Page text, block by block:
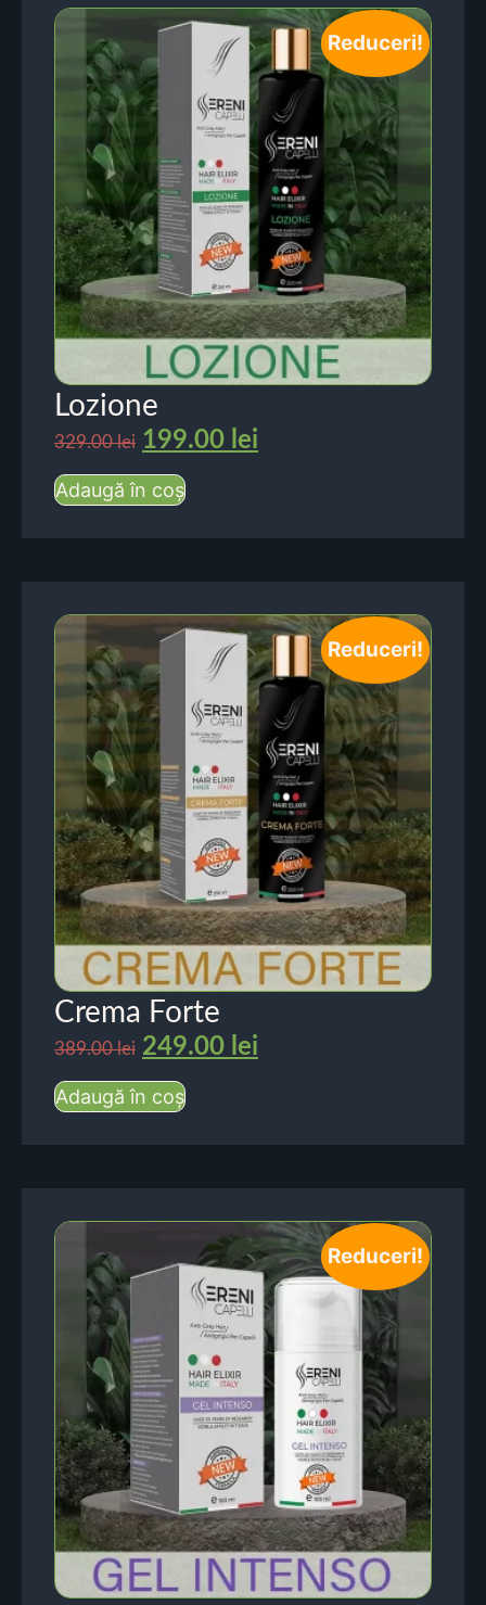
Reduceri!
Lozione
329.00lei 199.00 lei
Adaugă în coș
Reduceri!
Crema Forte
389.00lei 249.00 lei
Adaugă în coș
Reduceri!